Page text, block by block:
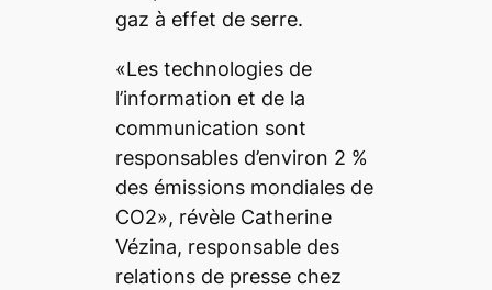
gaz à effet de serre.
«Les technologies de
l’information et de la
communication sont
responsables d’environ 2 %
des émissions mondiales de
CO2», révèle Catherine
Vézina, responsable des
relations de presse chez